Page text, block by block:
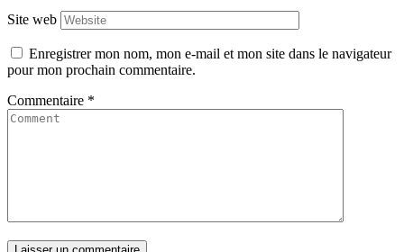
Site web
Enregistrer mon nom, mon e-mail et mon site dans le navigateur
pour mon prochain commentaire.
Commentaire *